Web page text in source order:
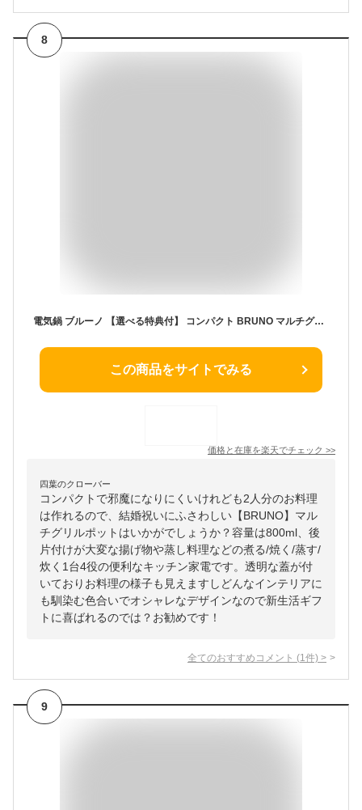
8
電気鍋 ブルーノ 【選べる特典付】 コンパクト BRUNO マルチグリルポット フタ付き 容量800ml 2号 1台4役 煮る 焼く 蒸す 炊く 電気グリル鍋 両手鍋 おしゃれ プレート フライヤー 鍋 なべ 2人用 卓上 蒸し器 炊飯器 即席麺 煮物 餃子 調理器具 キッチン家電 新生活 ギフト
この商品をサイトでみる
価格と在庫を楽天でチェック >>
四葉のクローバー
コンパクトで邪魔になりにくいけれども2人分のお料理
は作れるので、結婚祝いにふさわしい【BRUNO】マル
チグリルポットはいかがでしょうか？容量は800ml、後
片付けが大変な揚げ物や蒸し料理などの煮る/焼く/蒸す/
炊く1台4役の便利なキッチン家電です。透明な蓋が付
いておりお料理の様子も見えますしどんなインテリアに
も馴染む色合いでオシャレなデザインなので新生活ギフ
トに喜ばれるのでは？お勧めです！
全てのおすすめコメント (1 件) >
9